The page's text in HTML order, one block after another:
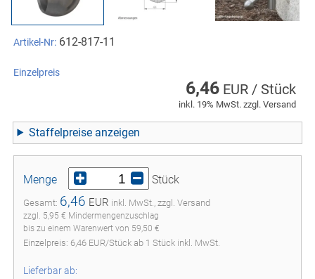
Artikel-Nr: 612-817-11
Einzelpreis
6,46EUR / Stück
inkl. 19% MwSt. zzgl. Versand
Staffelpreise
Menge Stück
Gesamt: 6,46 EUR inkl. MwSt., zzgl. Versand
zzgl. 5,95 € Mindermengenzuschlag
bis zu einem Warenwert von 59,50 €
Einzelpreis: 6,46EUR/Stückab 1 Stück inkl. MwSt.
Lieferbar ab: